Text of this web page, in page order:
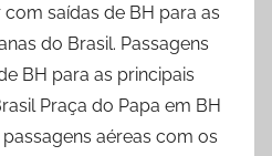
saídas de BH para as
do Brasil. Passagens
BH para as principais
Praça do Papa em BH
aéreas com os